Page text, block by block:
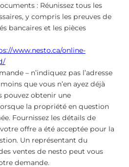
: Réunissez tous les
y compris les preuves de
bancaires et les pièces
www.nesto.ca/online-
– n’indiquez pas l’adresse
que vous n’en ayez déjà
pouvez obtenir une
la propriété en question
Fournissez les détails de
votre offre a été acceptée pour la
Un représentant du
ventes de nesto peut vous
demande.